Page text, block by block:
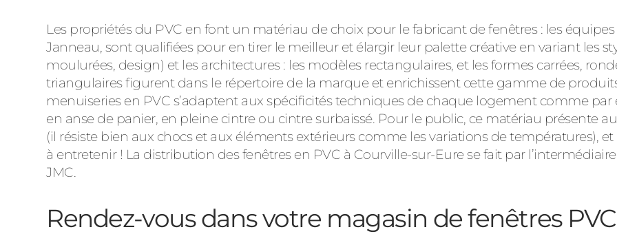
Les propriétés du PVC en font un matériau de choix pour le fabricant de fenêtres : les
Janneau, sont qualifiées pour en tirer le meilleur et élargir leur palette créative en variant les
moulurées, design) et les architectures : les modèles rectangulaires, et les formes carrées,
triangulaires figurent dans le répertoire de la marque et enrichissent cette gamme de
menuiseries en PVC s’adaptent aux spécificités techniques de chaque logement comme par
en anse de panier, en pleine cintre ou cintre surbaissé. Pour le public, ce matériau présente
(il résiste bien aux chocs et aux éléments extérieurs comme les variations de températures), et
à entretenir ! La distribution des fenêtres en PVC à Courville-sur-Eure se fait par
JMC.
Rendez-vous dans votre magasin de fenêtres